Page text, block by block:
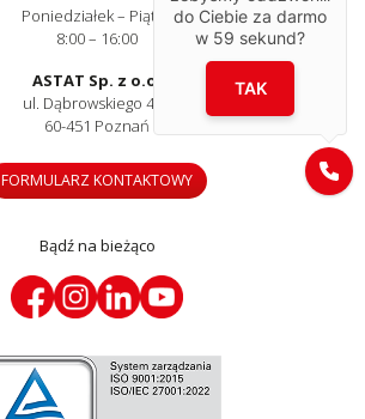
Poniedziałek – Piątek
8:00 – 16:00
ASTAT Sp. z o.o.
ul. Dąbrowskiego 441
60-451 Poznań
FORMULARZ KONTAKTOWY
Bądź na bieżąco
do Ciebie za darmo
w 59 sekund?
TAK